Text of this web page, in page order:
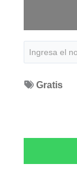
Gratis